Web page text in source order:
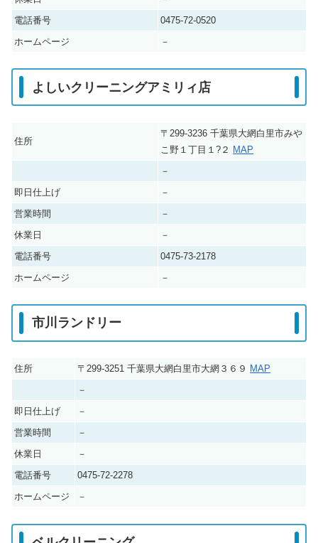
電話番号
0475-72-0520
ホームページ
－
よしいクリーニングアミリィ店
住所
〒299-3236 千葉県大網白里市みや
こ野１丁目１?２ MAP
－
即日仕上げ
－
営業時間
－
休業日
－
電話番号
0475-73-2178
ホームページ
－
市川ランドリー
住所 〒299-3251 千葉県大網白里市大網３６９ MAP
－
即日仕上げ
－
営業時間
－
休業日
－
電話番号
0475-72-2278
ホームページ
－